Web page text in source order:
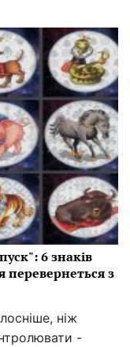
6 знаків
перевернеться з
ніж
-